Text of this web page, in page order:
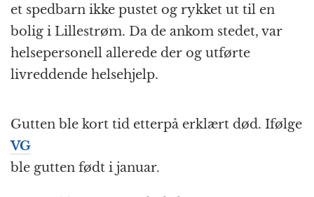
et spedbarn ikke pustet og rykket ut til en
bolig i Lillestrøm. Da de ankom stedet, var
helsepersonell allerede der og utførte
livreddende helsehjelp.
Gutten ble kort tid etterpå erklært død. Ifølge
VG
ble gutten født i januar.